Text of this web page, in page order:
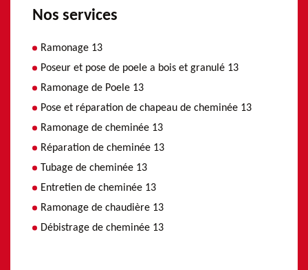
Nos services
Ramonage 13
Poseur et pose de poele a bois et granulé 13
Ramonage de Poele 13
Pose et réparation de chapeau de cheminée 13
Ramonage de cheminée 13
Réparation de cheminée 13
Tubage de cheminée 13
Entretien de cheminée 13
Ramonage de chaudière 13
Débistrage de cheminée 13